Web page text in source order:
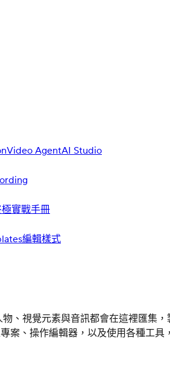
Video AgentAI Studio
實戰手冊
編輯樣式
、視覺元素與音訊都會在這裡匯集
、操作編輯器，以及使用各種工具